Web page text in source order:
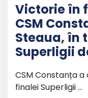
Victorie în
CSM
Steaua, în
Superligii
CSM Constanța
finalei Superligii …